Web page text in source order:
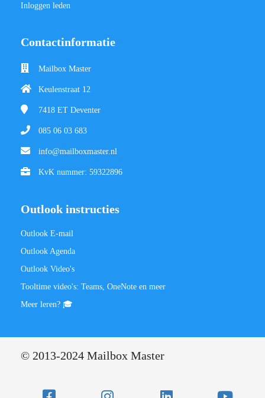
Inloggen leden
Contactinformatie
Mailbox Master
Keulenstraat 12
7418 ET Deventer
085 06 03 683
info@mailboxmaster.nl
KvK nummer: 59322896
Outlook instructies
Outlook E-mail
Outlook Agenda
Outlook Video's
Tooltime video's: Teams, OneNote en meer
Meer leren? 🎓
© 2013-2024 Mailbox Master